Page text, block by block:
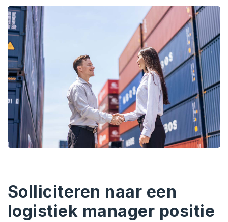
Solliciteren naar een
logistiek manager positie